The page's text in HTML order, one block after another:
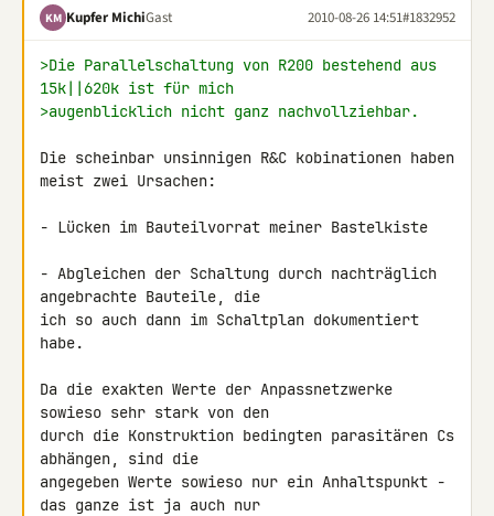
KM Kupfer MichiGast 2010-08-26 14:51#1832952
>Die Parallelschaltung von R200 bestehend aus
15k||620k ist für mich
>augenblicklich nicht ganz nachvollziehbar.
Die scheinbar unsinnigen R&C kobinationen haben
meist zwei Ursachen:
- Lücken im Bauteilvorrat meiner Bastelkiste
- Abgleichen der Schaltung durch nachträglich
angebrachte Bauteile, die
ich so auch dann im Schaltplan dokumentiert
habe.
Da die exakten Werte der Anpassnetzwerke
sowieso sehr stark von den
durch die Konstruktion bedingten parasitären Cs
abhängen, sind die
angegeben Werte sowieso nur ein Anhaltspunkt -
das ganze ist ja auch nur